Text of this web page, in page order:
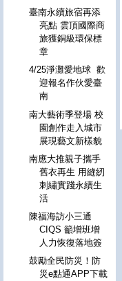
臺南永續旅宿再添
亮點 雲頂國際商
旅獲銅級環保標
章
4/25淨灘愛地球 歡
迎報名作伙愛臺
南
南大藝術季登場 校
園創作走入城市
展現藝文新樣貌
南應大推親子攜手
舊衣再生 用縫紉
刺繡實踐永續生
活
陳福海訪小三通
CIQS 籲增班增
人力恢復落地簽
鼓勵全民防災！防
災e點通APP下載